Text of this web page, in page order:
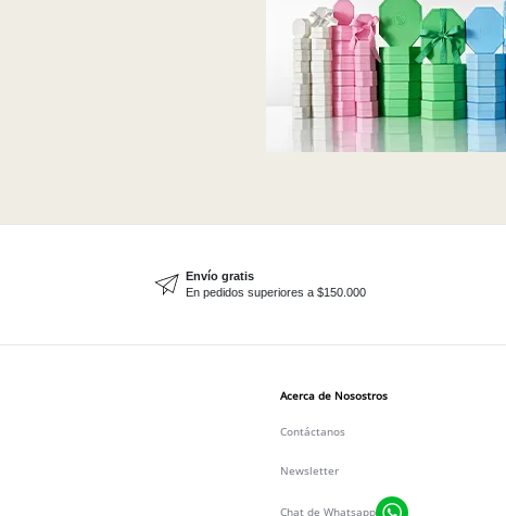
Envío gratis
En pedidos superiores a $150.000
Acerca de Nosostros
Contáctanos
Newsletter
Chat de Whatsapp